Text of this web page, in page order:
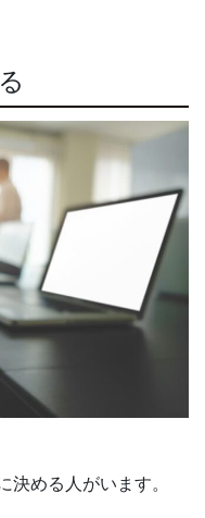
める人がいます。